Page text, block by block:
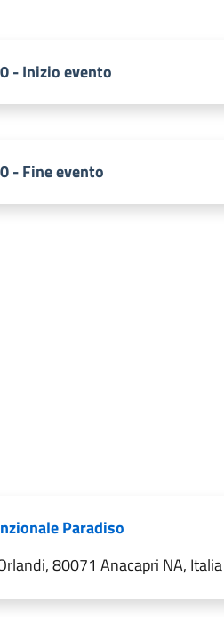
- Inizio evento
- Fine evento
Paradiso
80071 Anacapri NA, Italia